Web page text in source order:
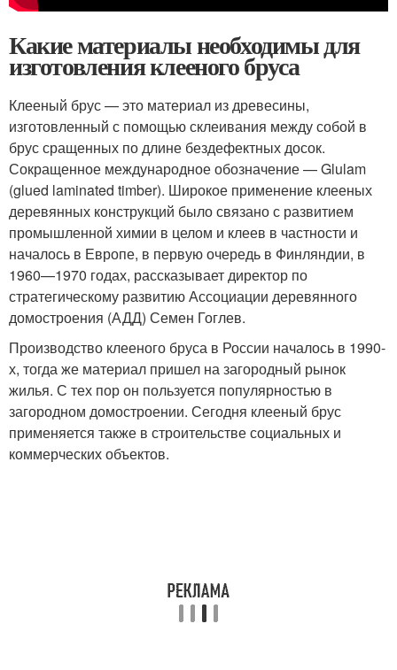
Какие материалы необходимы для
изготовления клееного бруса
Клееный брус — это материал из древесины,
изготовленный с помощью склеивания между собой в
брус сращенных по длине бездефектных досок.
Сокращенное международное обозначение — Glulam
(glued laminated timber). Широкое применение клееных
деревянных конструкций было связано с развитием
промышленной химии в целом и клеев в частности и
началось в Европе, в первую очередь в Финляндии, в
1960—1970 годах, рассказывает директор по
стратегическому развитию Ассоциации деревянного
домостроения (АДД) Семен Гоглев.
Производство клееного бруса в России началось в 1990-
х, тогда же материал пришел на загородный рынок
жилья. С тех пор он пользуется популярностью в
загородном домостроении. Сегодня клееный брус
применяется также в строительстве социальных и
коммерческих объектов.